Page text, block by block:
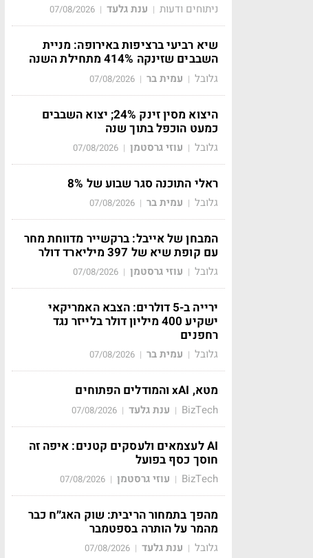
ניתוחים ודעות | ענת גלעד |
07/08/2026
שיא רביעי ברציפות באירופה: מניית
השבבים שזינקה 414% מתחילת השנה
גלובל | עמית בר |
07/08/2026
היצוא מסין זינק 24%; יצוא השבבים
כמעט הוכפל בתוך שנה
גלובל | עוזי גרסטמן |
07/08/2026
ראלי התוכנה סגר שבוע של 8%
גלובל | עמית בר |
07/08/2026
המבחן של אייבל: ברקשייר מדווחת מחר
עם קופת שיא של 397 מיליארד דולר
גלובל | עוזי גרסטמן |
07/08/2026
ירייה ב-5 דולרים: הצבא האמריקאי
ישקיע 400 מיליון דולר בלייזר נגד
רחפנים
גלובל | עמית בר |
07/08/2026
מטא, xAI והמודלים הפתוחים
BizTech
| ענת גלעד |
07/08/2026
AI לעצמאים ולעסקים קטנים: איפה זה
חוסך כסף בפועל
BizTech
| עוזי גרסטמן |
07/08/2026
מהפך בתמחור הריבית: שוק האג״ח כבר
מהמר על הותרה בספטמבר
גלובל | ענת גלעד |
07/08/2026